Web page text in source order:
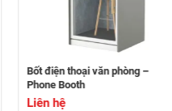
Bốt điện thoại văn phòng –
Phone Booth
Liên hệ